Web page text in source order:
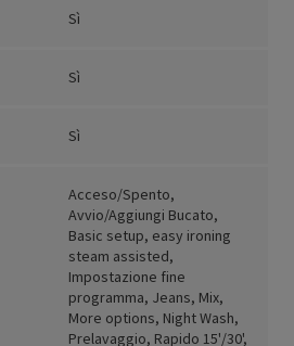
Sì
Sì
Sì
Acceso/Spento,
Avvio/Aggiungi Bucato,
Basic setup, easy ironing
steam assisted,
Impostazione fine
programma, Jeans, Mix,
More options, Night Wash,
Prelavaggio, Rapido 15'/30',